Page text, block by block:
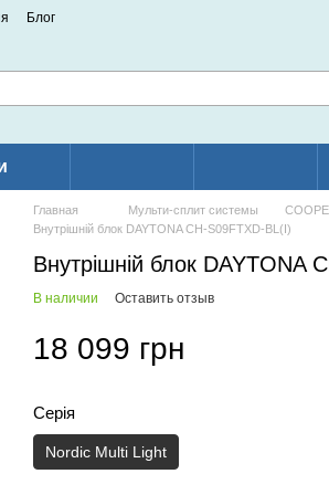
Блог
Главная Мульти-сплит системы
Внутрішній блок DAYTONA CH-S09FTXD-BL(I)
Внутрішній блок DAYTONA
В наличии Оставить отзыв
18 099 грн
Серія
Nordic Multi Light